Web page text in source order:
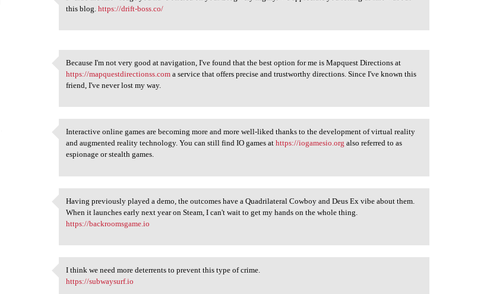
I value the knowledge you
this blog.https://drift-boss.co/
Because I'm not very good at
Because I'm not very good at navigation, I've found that the best option for me is Mapquest Directions at
https://mapquestdirectionss.com a service that offers precise and trustworthy directions. Since I've known this
friend, I've never lost my way.
Interactive online games are
Interactive online games are becoming more and more well-liked thanks to the development of virtual reality
and augmented reality technology. You can still find IO games athttps://iogamesio.org also referred to as
espionage or stealth games.
Having previously played a
Having previously played a demo, the outcomes have a Quadrilateral Cowboy and Deus Ex vibe about them.
When it launches early next year on Steam, I can't wait to get my hands on the whole thing.
https://backroomsgame.io
I think we need more
I think we need more deterrents to prevent this type of crime.
https://subwaysurf.io